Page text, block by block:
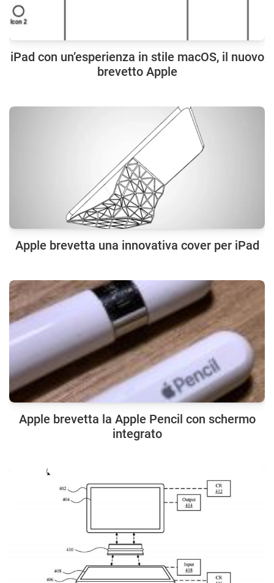
iPad con un’esperienza in stile macOS, il nuovo
brevetto Apple
Apple brevetta una innovativa cover per iPad
Apple brevetta la Apple Pencil con schermo
integrato